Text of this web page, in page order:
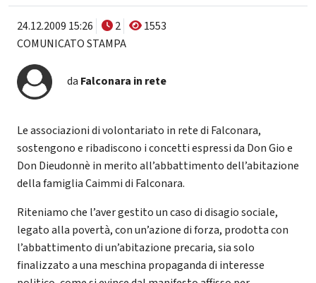
24.12.2009 15:26 2
1553
COMUNICATO STAMPA
da Falconara in rete
Le associazioni di volontariato in rete di Falconara,
sostengono e ribadiscono i concetti espressi da Don Gio e
Don Dieudonnè in merito all’abbattimento dell’abitazione
della famiglia Caimmi di Falconara.
Riteniamo che l’aver gestito un caso di disagio sociale,
legato alla povertà, con un’azione di forza, prodotta con
l’abbattimento di un’abitazione precaria, sia solo
finalizzato a una meschina propaganda di interesse